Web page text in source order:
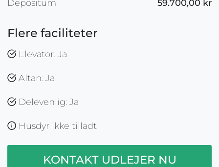
Depositum 59.700,00 kr
Flere faciliteter
Elevator: Ja
Altan: Ja
Delevenlig: Ja
Husdyr ikke tilladt
KONTAKT UDLEJER NU